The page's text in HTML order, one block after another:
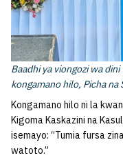
Baadhi ya viongozi wa
kongamano hilo, Picha na
Kongamano hilo ni la
Kigoma Kaskazini na
isemayo: “Tumia fursa
watoto.”